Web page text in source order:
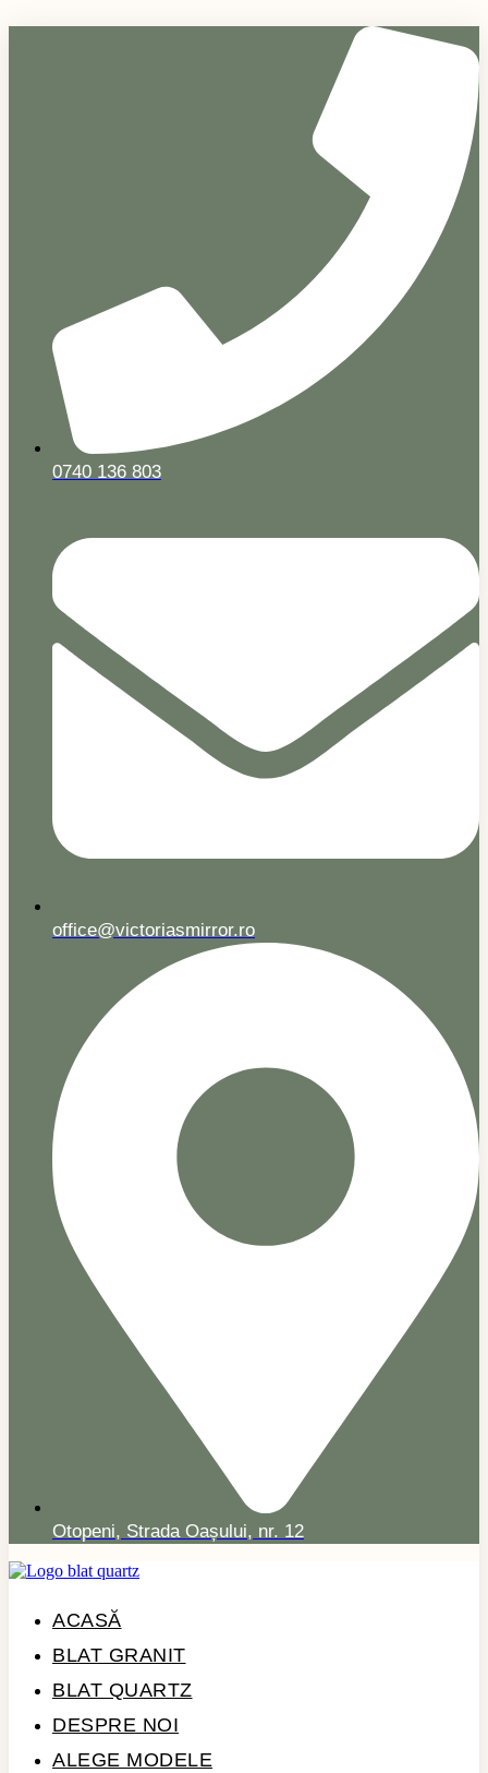
0740 136 803
office@victoriasmirror.ro
Otopeni, Strada Oașului, nr. 12
ACASĂ
BLAT GRANIT
BLAT QUARTZ
DESPRE NOI
ALEGE MODELE